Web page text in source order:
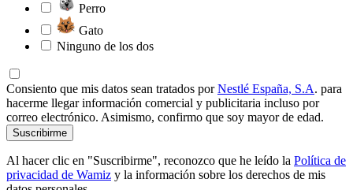
Perro
Gato
Ninguno de los dos
Consiento que mis datos sean tratados porNestlé España, S.A. para
hacerme llegar información comercial y publicitaria incluso por
correo electrónico. Asimismo, confirmo que soy mayor de edad.
Suscribirme
Al hacer clic en "Suscribirme", reconozco que he leído la Política de
privacidad de Wamiz y la información sobre los derechos de mis